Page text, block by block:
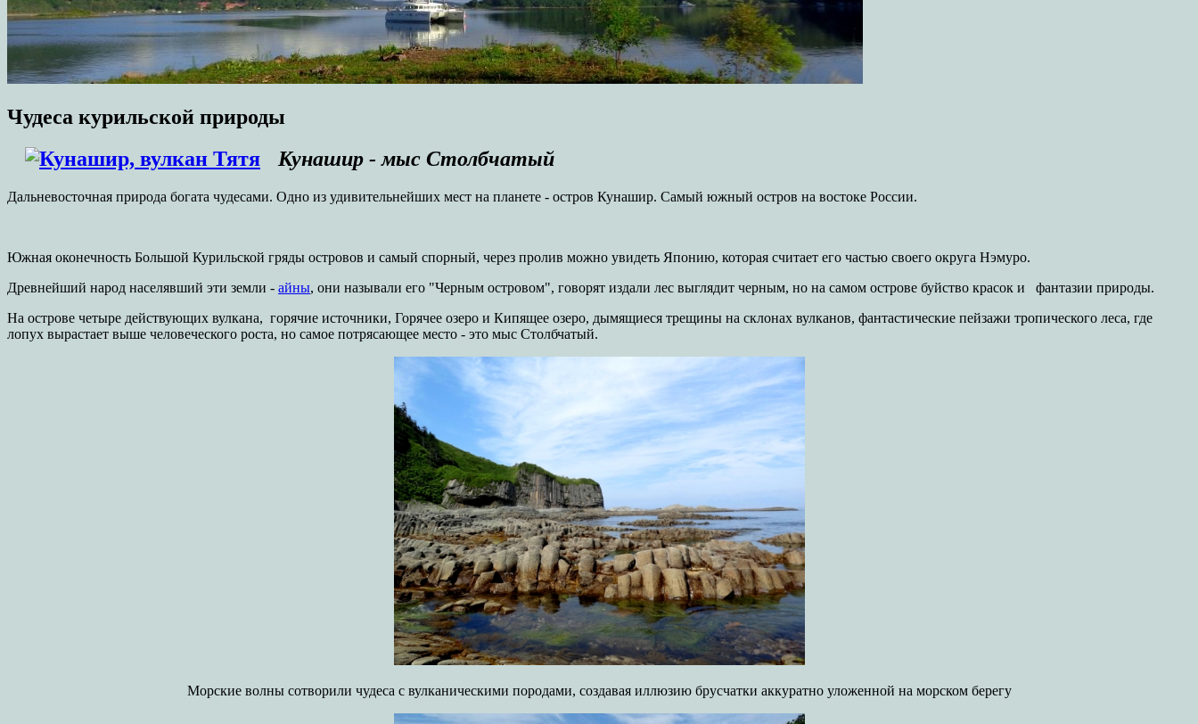
Чудеса курильской природы
Кунашир - мыс Столбчатый
Дальневосточная природа богата чудесами. Одно из удивительнейших мест на планете - остров Кунашир. Самый южный остров на востоке России.
Южная оконечность Большой Курильской гряды островов и самый спорный, через пролив можно увидеть Японию, которая считает его частью своего округа Нэмуро.
Древнейший народ населявший эти земли - айны, они называли его "Черным островом", говорят издали лес выглядит черным, но на самом острове буйство красок и фантазии природы.
На острове четыре действующих вулкана, горячие источники, Горячее озеро и Кипящее озеро, дымящиеся трещины на склонах вулканов, фантастические пейзажи тропического леса, где
лопух вырастает выше человеческого роста, но самое потрясающее место - это мыс Столбчатый.
Морские волны сотворили чудеса с вулканическими породами, создавая иллюзию брусчатки аккуратно уложенной на морском берегу